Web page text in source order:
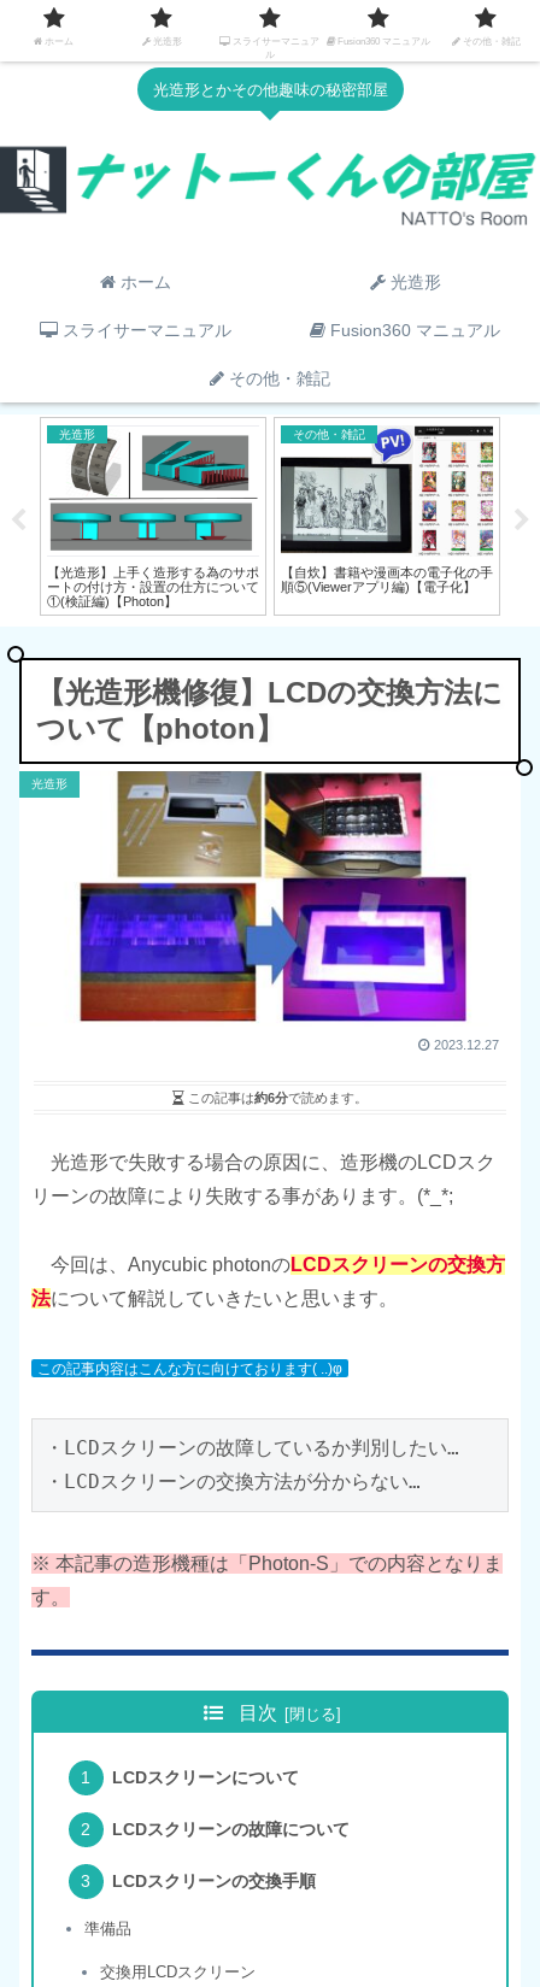
光造形とかその他趣味の秘密部屋
ホーム 光造形
スライサーマニュアル Fusion360 マニュアル
その他・雑記
光造形
【光造形】上手く造形する為のサポ
ートの付け方・設置の仕方について
①(検証編)【Photon】
その他・雑記
【自炊】書籍や漫画本の電子化の手
順⑤(Viewerアプリ編)【電子化】
【光造形機修復】LCDの交換方法に
ついて【photon】
光造形
2023.12.27
この記事は約6分で読めます。
光造形で失敗する場合の原因に、造形機のLCDスク
リーンの故障により失敗する事があります。(*_*;
今回は、Anycubic photonのLCDスクリーンの交換方
法について解説していきたいと思います。
この記事内容はこんな方に向けております( ..)φ
・LCDスクリーンの故障しているか判別したい…
・LCDスクリーンの交換方法が分からない…
※ 本記事の造形機種は「Photon-S」での内容となりま
す。
目次
LCDスクリーンについて
LCDスクリーンの故障について
LCDスクリーンの交換手順
準備品
交換用LCDスクリーン
ホーム 光造形
スライサーマニュア
ル
Fusion360 マニュアル その他・雑記